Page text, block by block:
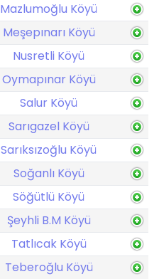
Mazlumoğlu Köyü
Meşepınarı Köyü
Nusretli Köyü
Oymapınar Köyü
Salur Köyü
Sarıgazel Köyü
Sarıksızoğlu Köyü
Soğanlı Köyü
Söğütlü Köyü
Şeyhli B.M Köyü
Tatlıcak Köyü
Teberoğlu Köyü